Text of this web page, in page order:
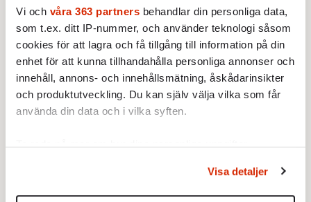
Vi och våra 363 partners behandlar din personliga data,
som t.ex. ditt IP-nummer, och använder teknologi såsom
cookies för att lagra och få tillgång till information på din
enhet för att kunna tillhandahålla personliga annonser och
innehåll, annons- och innehållsmätning, åskådarinsikter
och produktutveckling. Du kan själv välja vilka som får
använda din data och i vilka syften.
Ta reda på mer om hur dina personliga uppgifter
Du kan ändra eller dra tillbaka ditt samtycke när som
helst från cookie-förklaringen.
Visa detaljer
som nu var fria att tala kunde inte peka ut ett
enda gömställe för förbjudna vapen.
Att en blodig tyrann störtades var ett positivt
resultat av kriget. Allt annat ter sig som
misslyckanden.
fanns inte.
• Al-Qaida-terrorister som skulle
oskadliggöras fanns inte heller i Irak, men